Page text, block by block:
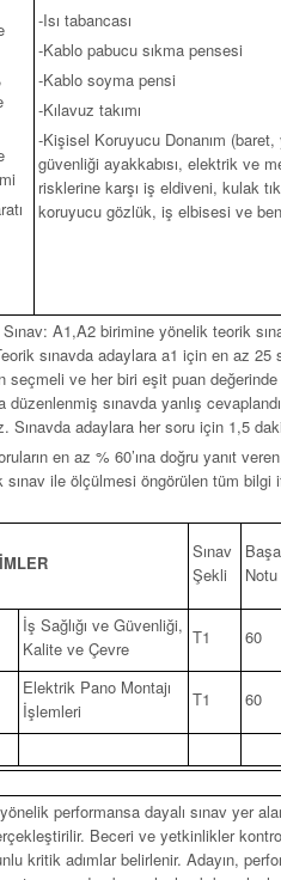
-Isı tabancası
-Kablo pabucu sıkma pensesi
-Kablo soyma pensi
-Kılavuz takımı
-Kişisel Koruyucu Donanım (baret,
güvenliği ayakkabısı, elektrik ve
risklerine karşı iş eldiveni, kulak
koruyucu gözlük, iş elbisesi ve
A1,A2 birimine yönelik teorik
sınavda adaylara a1 için en az
ve her biri eşit puan değerinde
sınavda yanlış
Sınavda adaylara her soru için 1,5
en az % 60’ına doğru yanıt
sınav ile ölçülmesi öngörülen tüm bilgi
Sınav
Şekli
İş Sağlığı ve Güvenliği,
Kalite ve Çevre
T1 60
Elektrik Pano Montajı
İşlemleri
T1 60
performansa dayalı sınav yer
Beceri ve yetkinlikler
kritik adımlar belirlenir. Adayın,